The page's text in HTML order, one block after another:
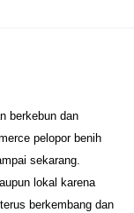
berkebun dan
pelopor benih
sekarang.
lokal karena
berkembang dan